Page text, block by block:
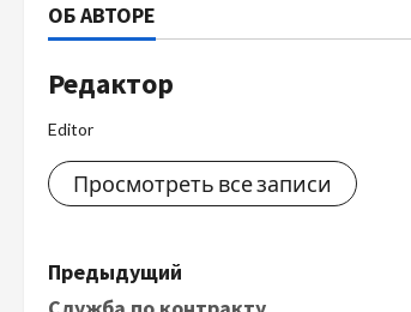
ОБ АВТОРЕ
Редактор
Editor
Просмотреть все записи
Н
Предыдущий